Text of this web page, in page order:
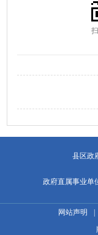
县区政
政府直属事业单
网站声明